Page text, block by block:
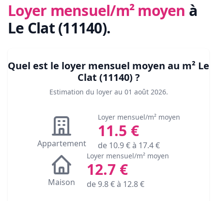
Loyer mensuel/m² moyen à
Le Clat (11140).
Quel est le loyer mensuel moyen au m² Le
Clat (11140) ?
Estimation du loyer au 01 août 2026.
Appartement
Loyer mensuel/m² moyen
11.5 €
de 10.9€ à 17.4€
Maison
Loyer mensuel/m² moyen
12.7 €
de9.8€ à 12.8€